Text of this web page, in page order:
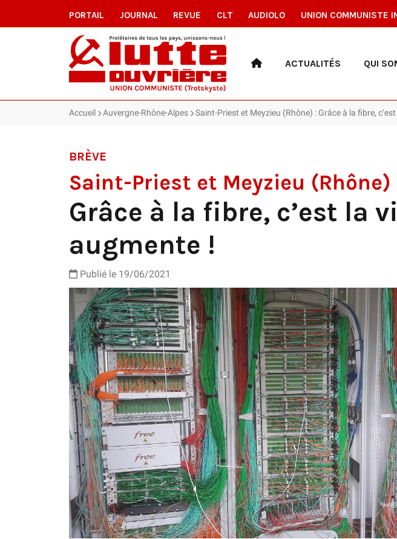
PORTAIL JOURNAL REVUE CLT AUDIOLO UNION COMMUNISTE
ACTUALITÉS QUI
Accueil Auvergne-Rhône-Alpes Saint-Priest et Meyzieu (Rhône) : Grâce à la fibre,
BRÈVE
Saint-Priest et Meyzieu (Rhône)
Grâce à la fibre, c’est la
augmente !
Publié le 19/06/2021